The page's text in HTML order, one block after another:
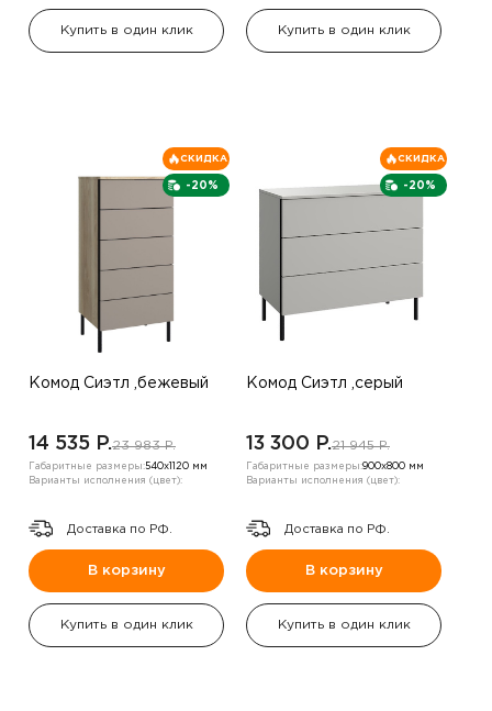
Купить в один клик Купить в один клик
-20%
СКИДКА
Комод Сиэтл ,бежевый
14 535 P.23 983 P.
Габаритные размеры:540х1120 мм
Варианты исполнения (цвет):
Доставка по РФ.
В корзину
Купить в один клик
-20%
СКИДКА
Комод Сиэтл ,серый
13 300 P.21 945 P.
Габаритные размеры:900х800 мм
Варианты исполнения (цвет):
Доставка по РФ.
В корзину
Купить в один клик